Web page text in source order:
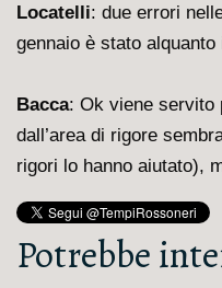
Locatelli: due errori
gennaio è stato
Bacca: Ok viene servito
dall’area di rigore
rigori lo hanno aiutato),
Potrebbe